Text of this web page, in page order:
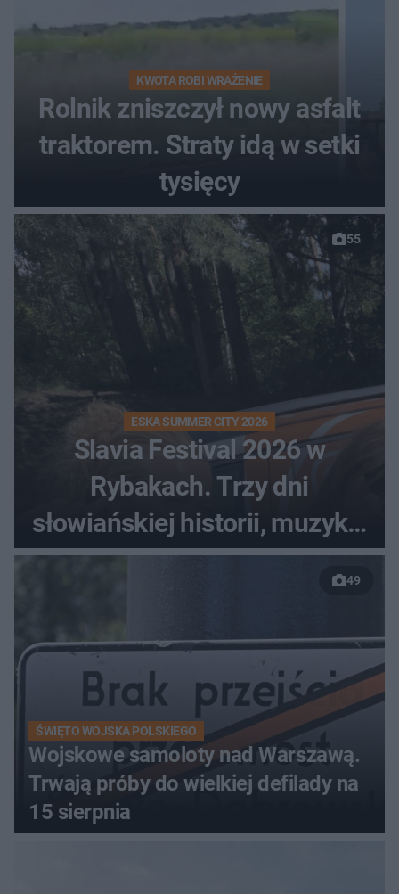
KWOTA ROBI WRAŻENIE
Rolnik zniszczył nowy asfalt
traktorem. Straty idą w setki
tysięcy
55
ESKA SUMMER CITY 2026
Slavia Festival 2026 w
Rybakach. Trzy dni
słowiańskiej historii, muzyki i
relaksu nad Jeziorem
49
ŚWIĘTO WOJSKA POLSKIEGO
Wojskowe samoloty nad Warszawą.
Trwają próby do wielkiej defilady na
15 sierpnia